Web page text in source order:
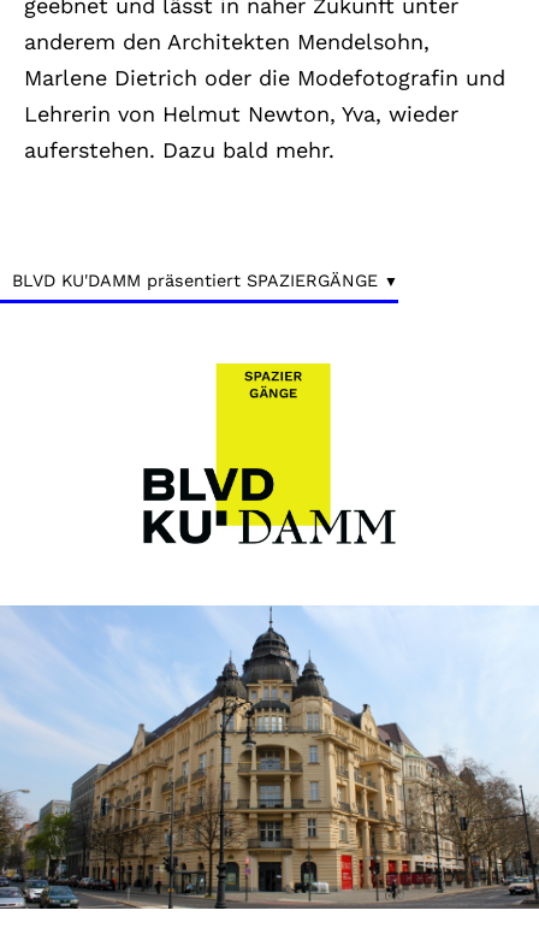
geebnet und lässt in naher Zukunft unter
anderem den Architekten Mendelsohn,
Marlene Dietrich oder die Modefotografin und
Lehrerin von Helmut Newton, Yva, wieder
auferstehen. Dazu bald mehr.
BLVD KU'DAMM präsentiert SPAZIERGÄNGE